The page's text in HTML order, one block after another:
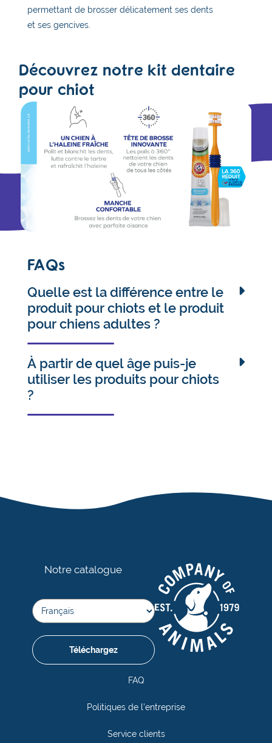
permettant de brosser délicatement ses dents
et ses gencives.
Découvrez notre kit dentaire
pour chiot
FAQs
Quelle est la différence entre le
produit pour chiots et le produit
pour chiens adultes ?
Les produits pour chiots contiennent les mêmes
ingrédients actifs, mais en concentrations plus
faibles, comme c’est aussi le cas avec les produits
buccodentaires à usage humain.
À partir de quel âge puis-je
utiliser les produits pour chiots
?
Les produits pour chiots peuvent s’utiliser dès 8
FAQ
Politiques de l’entreprise
Service clients
Notre catalogue
Téléchargez